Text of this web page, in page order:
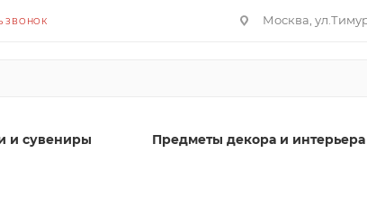
ЗВОНОК Москва,
и сувениры Предметы декора и интерьера